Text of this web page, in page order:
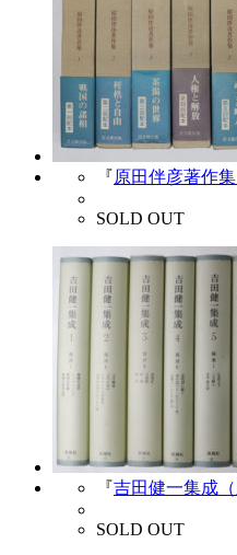
『原田伴彦著作
SOLD OUT
『吉田健一集成
SOLD OUT